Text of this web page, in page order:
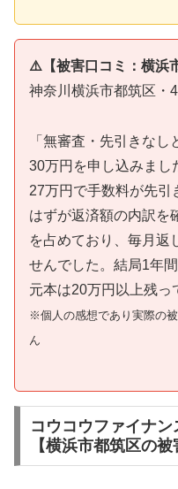
⚠️【被害口コミ：横浜
神奈川横浜市都筑区・
「無審査・先引きな
30万円を申し込みまし
27万円で手数料が先引
はずが返済額の内訳を
を占めており、毎月返
せんでした。結局1年
元本は20万円以上残っ
※個人の感想であり実際の
ん
コウコウファイナ
【横浜市都筑区の被